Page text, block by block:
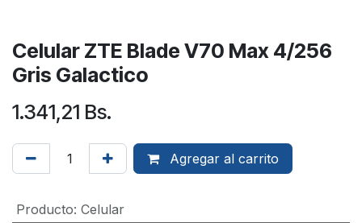
Celular ZTE Blade V70 Max 4/256
Gris Galactico
1.341,21 Bs.
Agregar al carrito
Producto: Celular